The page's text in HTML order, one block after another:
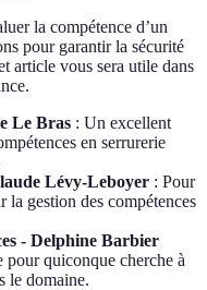
la compétence d’un
pour garantir la sécurité
article vous sera utile dans
Le Bras : Un excellent
en serrurerie
Lévy-Leboyer : Pour
la gestion des compétences
- Delphine Barbier
quiconque cherche à
le domaine.